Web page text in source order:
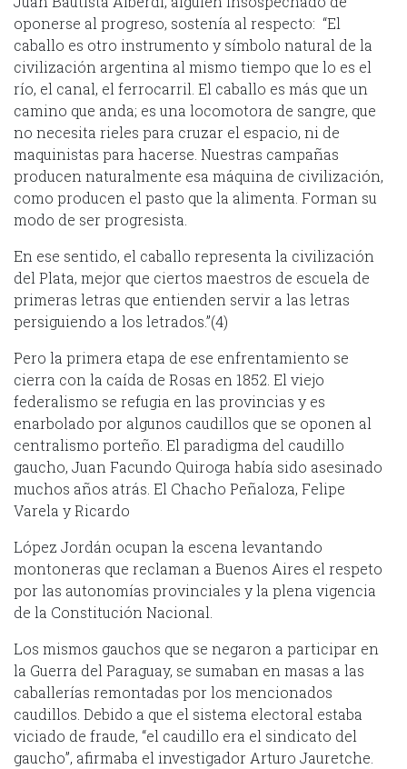
oponerse al progreso, sostenía al respecto: “El
caballo es otro instrumento y símbolo natural de la
civilización argentina al mismo tiempo que lo es el
río, el canal, el ferrocarril. El caballo es más que un
camino que anda; es una locomotora de sangre, que
no necesita rieles para cruzar el espacio, ni de
maquinistas para hacerse. Nuestras campañas
producen naturalmente esa máquina de civilización,
como producen el pasto que la alimenta. Forman su
modo de ser progresista.
En ese sentido, el caballo representa la civilización
del Plata, mejor que ciertos maestros de escuela de
primeras letras que entienden servir a las letras
persiguiendo a los letrados.”(4)
Pero la primera etapa de ese enfrentamiento se
cierra con la caída de Rosas en 1852. El viejo
federalismo se refugia en las provincias y es
enarbolado por algunos caudillos que se oponen al
centralismo porteño. El paradigma del caudillo
gaucho, Juan Facundo Quiroga había sido asesinado
muchos años atrás. El Chacho Peñaloza, Felipe
Varela y Ricardo
López Jordán ocupan la escena levantando
montoneras que reclaman a Buenos Aires el respeto
por las autonomías provinciales y la plena vigencia
de la Constitución Nacional.
Los mismos gauchos que se negaron a participar en
la Guerra del Paraguay, se sumaban en masas a las
caballerías remontadas por los mencionados
caudillos. Debido a que el sistema electoral estaba
viciado de fraude, “el caudillo era el sindicato del
gaucho”, afirmaba el investigador Arturo Jauretche.